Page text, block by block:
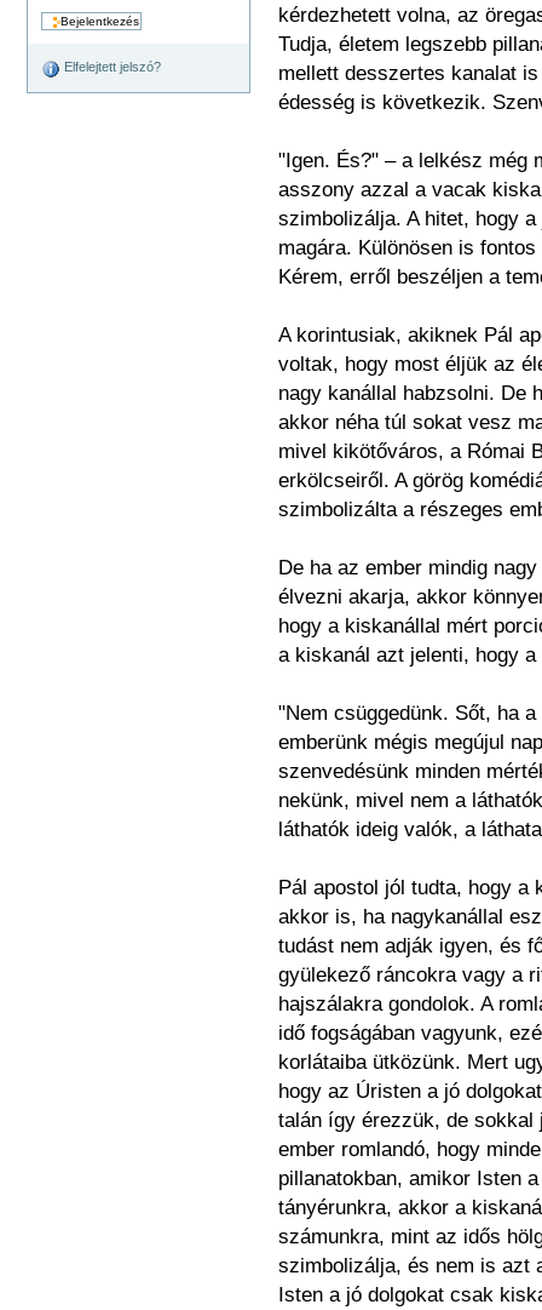
Elfelejtett jelszó?
kérdezhetett volna, az
Tudja, életem legszebb
mellett desszertes kanalat
édesség is következik.
"Igen. És?" – a lelkész még
asszony azzal a vacak
szimbolizálja. A hitet, hogy
magára. Különösen is
Kérem, erről beszéljen a
A korintusiak, akiknek Pál
voltak, hogy most éljük az
nagy kanállal habzsolni. De
akkor néha túl sokat vesz
mivel kikötőváros, a Római
erkölcseiről. A görög
szimbolizálta a részeges
De ha az ember mindig
élvezni akarja, akkor
hogy a kiskanállal mért
a kiskanál azt jelenti, hogy
"Nem csüggedünk. Sőt, ha
emberünk mégis megújul
szenvedésünk minden
nekünk, mivel nem a
láthatók ideig valók, a
Pál apostol jól tudta, hogy a
akkor is, ha nagykanállal
tudást nem adják igyen, és
gyülekező ráncokra vagy a
hajszálakra gondolok. A
idő fogságában vagyunk,
korlátaiba ütközünk. Mert
hogy az Úristen a jó
talán így érezzük, de
ember romlandó, hogy
pillanatokban, amikor Isten
tányérunkra, akkor a
számunkra, mint az idős
szimbolizálja, és nem is azt
Isten a jó dolgokat csak